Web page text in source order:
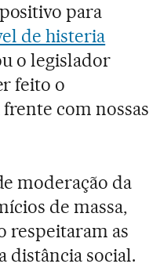
para
de histeria
o legislador
feito o
com nossas
moderação da
de massa,
respeitaram as
distância social.